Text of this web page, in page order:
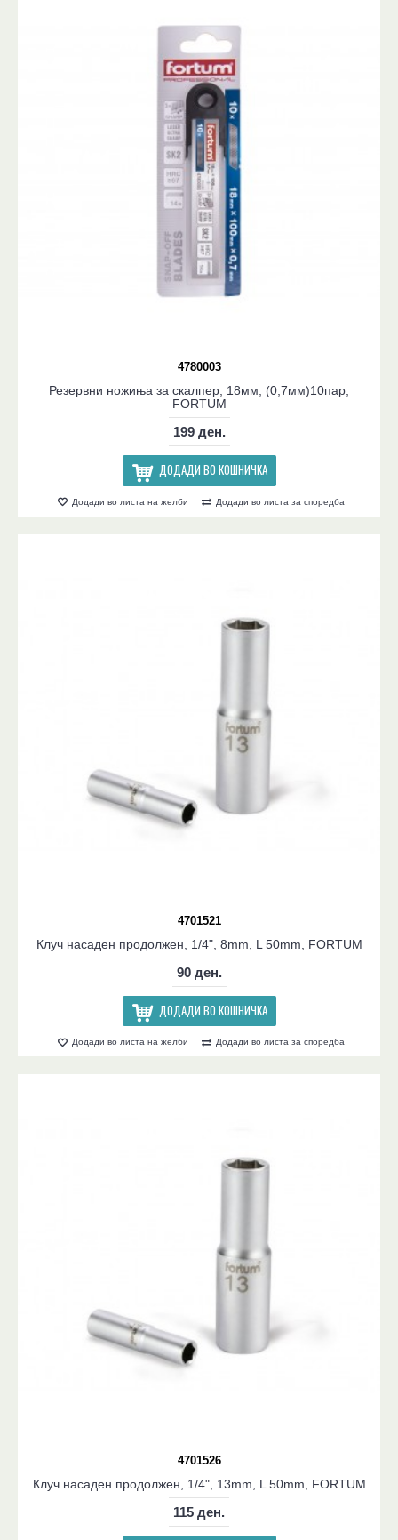
4780003
Резервни ножиња за скалпер, 18мм, (0,7мм)10пар,
FORTUM
199 ден.
ДОДАДИ ВО КОШНИЧКА
Додади во листа на желби Додади во листа за споредба
4701521
Клуч насаден продолжен, 1/4", 8mm, L 50mm, FORTUM
90 ден.
ДОДАДИ ВО КОШНИЧКА
Додади во листа на желби Додади во листа за споредба
4701526
Клуч насаден продолжен, 1/4", 13mm, L 50mm, FORTUM
115 ден.